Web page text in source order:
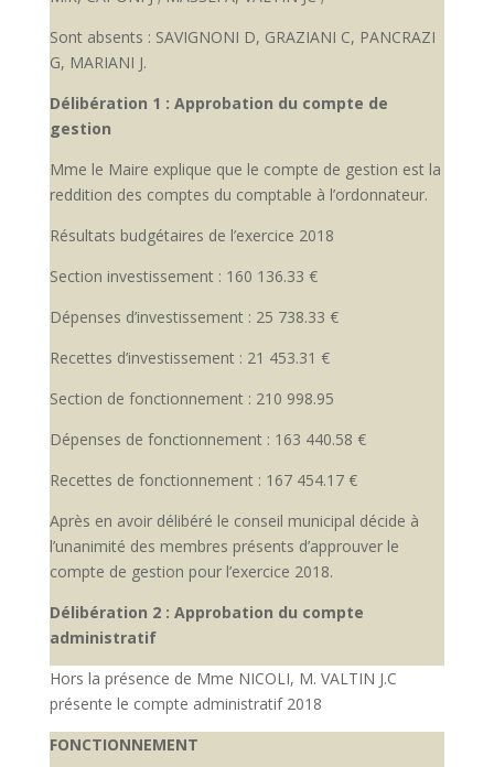
Sont absents : SAVIGNONI D, GRAZIANI C, PANCRAZI
G, MARIANI J.
Délibération 1 : Approbation du compte de
gestion
Mme le Maire explique que le compte de gestion est la
reddition des comptes du comptable à l’ordonnateur.
Résultats budgétaires de l’exercice 2018
Section investissement : 160 136.33 €
Dépenses d’investissement : 25 738.33 €
Recettes d’investissement : 21 453.31 €
Section de fonctionnement : 210 998.95
Dépenses de fonctionnement : 163 440.58 €
Recettes de fonctionnement : 167 454.17 €
Après en avoir délibéré le conseil municipal décide à
l’unanimité des membres présents d’approuver le
compte de gestion pour l’exercice 2018.
Délibération 2 : Approbation du compte
administratif
Hors la présence de Mme NICOLI, M. VALTIN J.C
présente le compte administratif 2018
FONCTIONNEMENT